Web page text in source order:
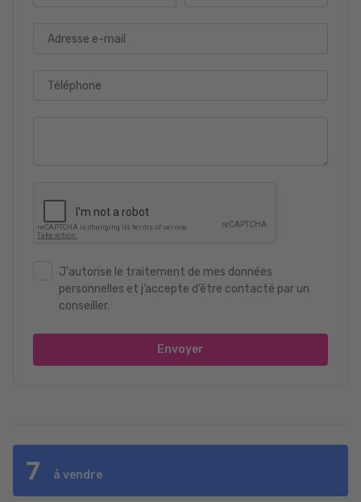
Adresse e-mail
Téléphone
J'autorise le traitement de mes données
personnelles et j’accepte d’être contacté par un
conseiller.
Envoyer
7 à vendre